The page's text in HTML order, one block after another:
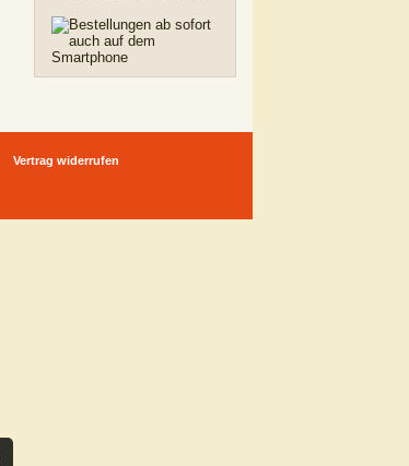
Vertrag widerrufen